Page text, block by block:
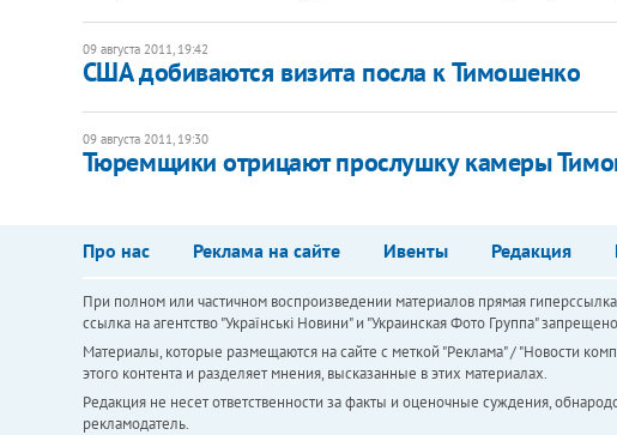
09 августа 2011, 19:42
США добиваются визита посла к Тимошенко
09 августа 2011, 19:30
Тюремщики отрицают прослушку камеры
Про нас Реклама на сайте Ивенты Редакция
При полном или частичном воспроизведении материалов прямая
ссылка на агентство "Українськi Новини" и "Украинская Фото Группа"
Материалы, которые размещаются на сайте с меткой "Реклама" / "Новости
этого контента и разделяет мнения, высказанные в этих материалах.
Редакция не несет ответственности за факты и оценочные суждения,
рекламодатель.